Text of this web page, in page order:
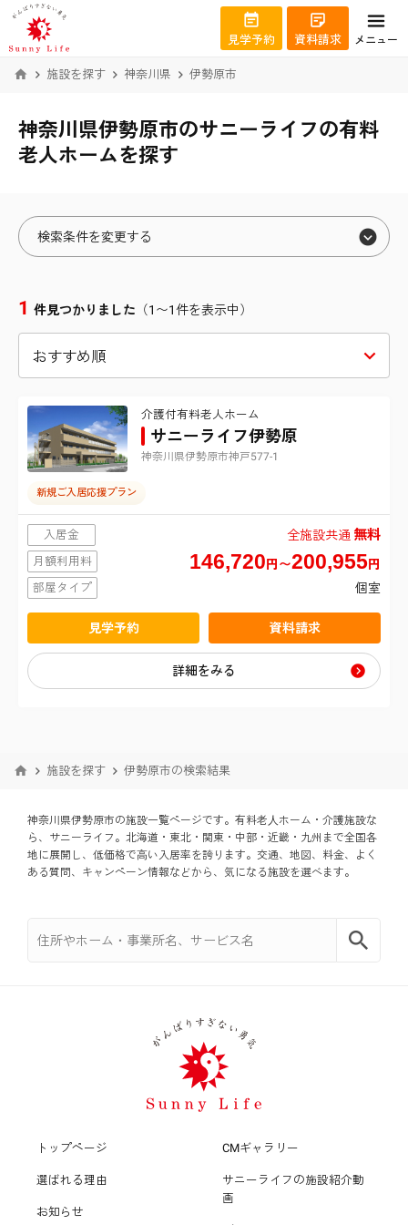
見学予約 資料請求 メニュー
施設を探す 神奈川県 伊勢原市
神奈川県伊勢原市のサニーライフの有料
老人ホームを探す
検索条件を変更する
札幌市東区
札幌市白石区
札幌市豊平区
札幌市西区
仙台市青葉区
仙台市宮城野区
仙台市太白区
仙台市泉区
東京都
港区
新宿区
台東区
品川区
世田谷区
中野区
杉並区
江戸川区
神奈川県
横浜市南区
横浜市金沢区
横浜市旭区
横浜市瀬谷区
横浜市泉区
川崎市麻生区
該当する施設は 1 件
1 件見つかりました （1〜1件を表示中）
介護付有料老人ホーム
サニーライフ伊勢原
神奈川県伊勢原市神戸577-1
新規ご入居応援プラン
入居金 全施設共通 無料
月額利用料 146,720 円〜200,955円
部屋タイプ 個室
見学予約 資料請求
詳細をみる
施設を探す 伊勢原市の検索結果
神奈川県伊勢原市の施設一覧ページです。有料老⼈ホーム・介護施設な
ら、サニーライフ。北海道・東北・関東・中部・近畿・九州まで全国各
地に展開し、低価格で⾼い入居率を誇ります。交通、地図、料金、よく
ある質問、キャンペーン情報などから、気になる施設を選べます。
トップページ
選ばれる理由
お知らせ
CMギャラリー
サニーライフの施設紹介動
画